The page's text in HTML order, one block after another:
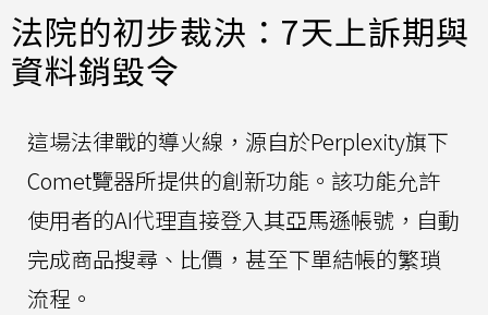
法院的初步裁決：7天上訴期與
資料銷毀令
這場法律戰的導火線，源自於Perplexity旗下
Comet覽器所提供的創新功能。該功能允許
使用者的AI代理直接登入其亞馬遜帳號，自動
完成商品搜尋、比價，甚至下單結帳的繁瑣
流程。